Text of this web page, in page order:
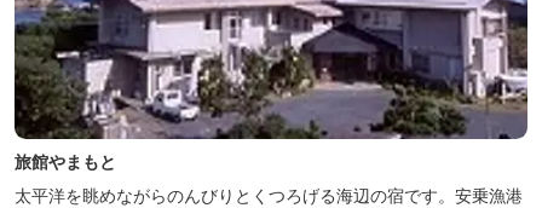
旅館やまもと
太平洋を眺めながらのんびりとくつろげる海辺の宿です。安乗漁港